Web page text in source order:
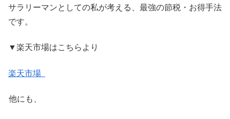
サラリーマンとしての私が考える、最強の節税・お得手法
です。
▼楽天市場はこちらより
楽天市場
他にも、